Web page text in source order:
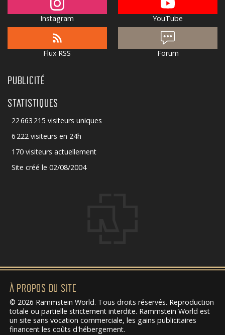
Instagram YouTube
Flux RSS Forum
PUBLICITÉ
STATISTIQUES
22 663 215 visiteurs uniques
6 222 visiteurs en 24h
170 visiteurs actuellement
Site créé le 02/08/2004
À PROPOS DU SITE
© 2026 Rammstein World. Tous droits réservés. Reproduction
totale ou partielle strictement interdite. Rammstein World est
un site sans vocation commerciale, les gains publicitaires
financent les coûts d'hébergement.